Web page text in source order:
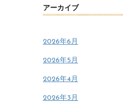
アーカイブ
2026年6月
2026年5月
2026年4月
2026年3月